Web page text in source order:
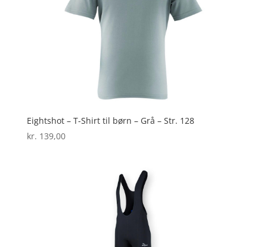
Eightshot – T-Shirt til børn – Grå – Str. 128
kr. 139,00